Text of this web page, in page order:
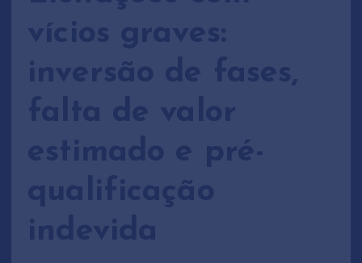
vícios graves:
inversão de fases,
falta de valor
estimado e pré-
qualificação
indevida